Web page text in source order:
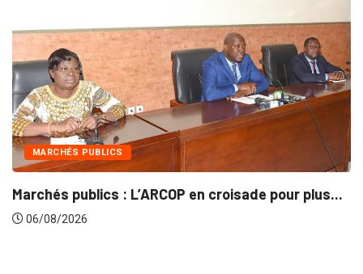
plus...
INTÉGRATION RÉGIONALE
Gestion concertée et durable du Bassin